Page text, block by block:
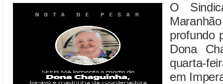
O
profundo
Dona
quarta-
em